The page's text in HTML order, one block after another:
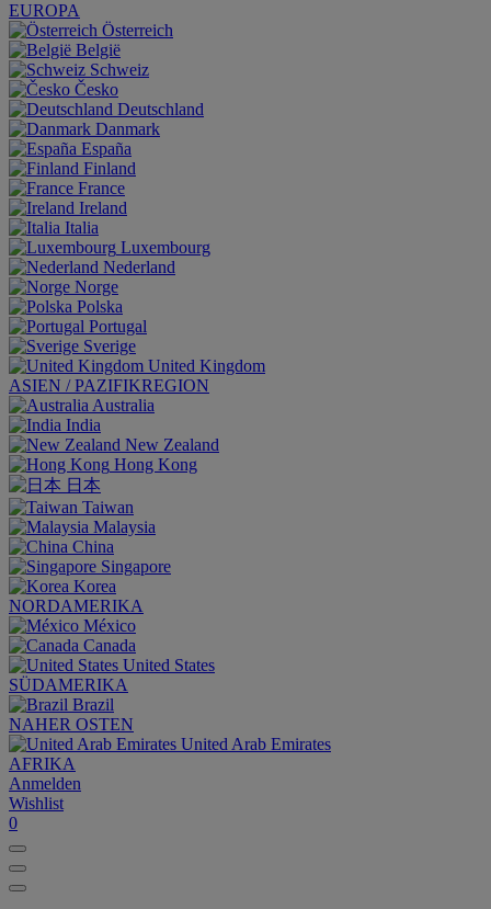
EUROPA
Österreich
België
Schweiz
Česko
Deutschland
Danmark
España
Finland
France
Ireland
Italia
Luxembourg
Nederland
Norge
Polska
Portugal
Sverige
United Kingdom
ASIEN / PAZIFIKREGION
Australia
India
New Zealand
Hong Kong
日本
Taiwan
Malaysia
China
Singapore
Korea
NORDAMERIKA
México
Canada
United States
SÜDAMERIKA
Brazil
NAHER OSTEN
United Arab Emirates
AFRIKA
Anmelden
Wishlist
0